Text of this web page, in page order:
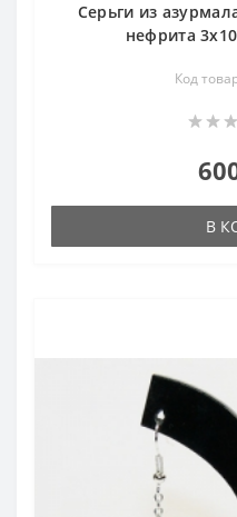
Серьги из
нефрита
Код
В